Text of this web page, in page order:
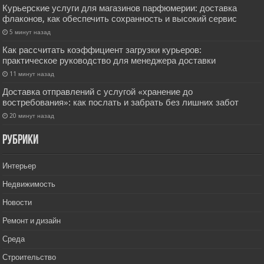
Курьерские услуги для магазинов парфюмерии: доставка
флаконов, как обеспечить сохранность и высокий сервис
5 минут назад
Как рассчитать коэффициент загрузки курьеров:
практическое руководство для менеджера доставки
11 минут назад
Доставка отправлений с услугой «хранение до
востребования»: как послать и забрать без лишних забот
20 минут назад
РУбрики
Интерьер
Недвижимость
Новости
Ремонт и дизайн
Среда
Строительство